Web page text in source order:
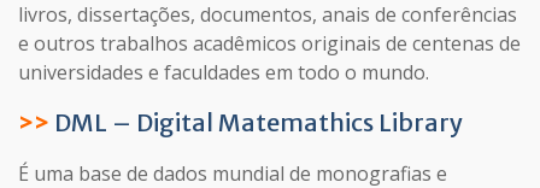
livros, dissertações, documentos, anais de conferências
e outros trabalhos acadêmicos originais de centenas de
universidades e faculdades em todo o mundo.
>> DML – Digital Matemathics Library
É uma base de dados mundial de monografias e